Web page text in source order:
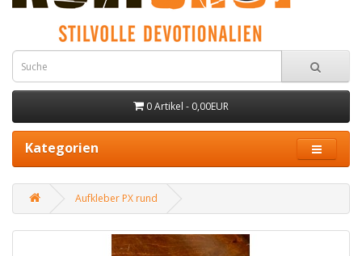
0 Artikel - 0,00EUR
Kategorien
Aufkleber PX rund